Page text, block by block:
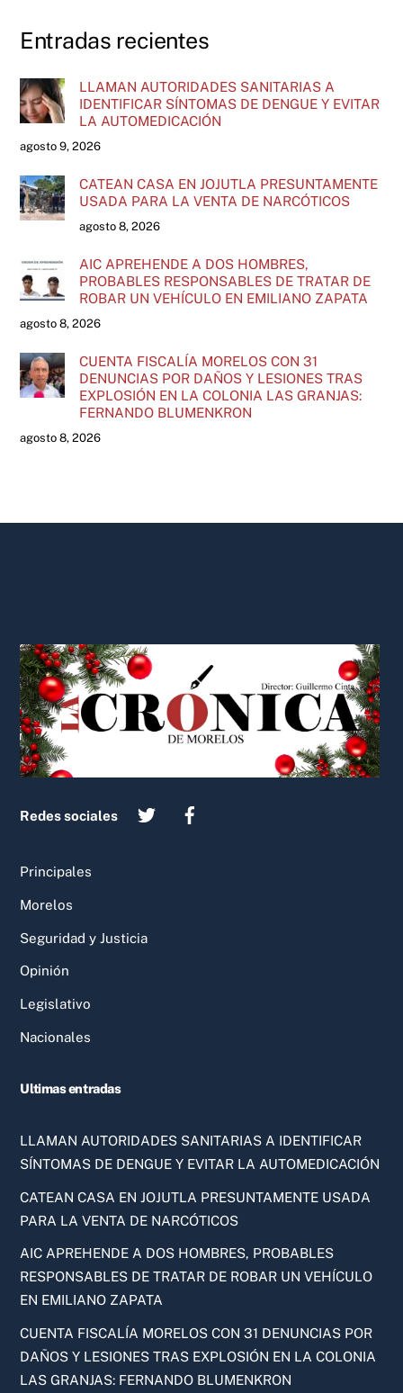
Entradas recientes
LLAMAN AUTORIDADES SANITARIAS A
IDENTIFICAR SÍNTOMAS DE DENGUE Y EVITAR
LA AUTOMEDICACIÓN
agosto 9, 2026
CATEAN CASA EN JOJUTLA PRESUNTAMENTE
USADA PARA LA VENTA DE NARCÓTICOS
agosto 8, 2026
AIC APREHENDE A DOS HOMBRES,
PROBABLES RESPONSABLES DE TRATAR DE
ROBAR UN VEHÍCULO EN EMILIANO ZAPATA
agosto 8, 2026
CUENTA FISCALÍA MORELOS CON 31
DENUNCIAS POR DAÑOS Y LESIONES TRAS
EXPLOSIÓN EN LA COLONIA LAS GRANJAS:
FERNANDO BLUMENKRON
agosto 8, 2026
To
Top
Redes sociales
Principales
Morelos
Seguridad y Justicia
Opinión
Legislativo
Nacionales
Ultimas entradas
LLAMAN AUTORIDADES SANITARIAS A IDENTIFICAR
SÍNTOMAS DE DENGUE Y EVITAR LA AUTOMEDICACIÓN
CATEAN CASA EN JOJUTLA PRESUNTAMENTE USADA
PARA LA VENTA DE NARCÓTICOS
AIC APREHENDE A DOS HOMBRES, PROBABLES
RESPONSABLES DE TRATAR DE ROBAR UN VEHÍCULO
EN EMILIANO ZAPATA
CUENTA FISCALÍA MORELOS CON 31 DENUNCIAS POR
DAÑOS Y LESIONES TRAS EXPLOSIÓN EN LA COLONIA
LAS GRANJAS: FERNANDO BLUMENKRON